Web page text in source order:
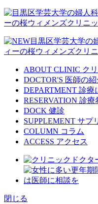
ABOUT CLINIC ク
DOCTOR'S 医師の紹
DEPARTMENT 診療
RESERVATION 診療
DOCK 健診
SUPPLEMENT サプ
COLUMN コラム
ACCESS アクセス
閉じる